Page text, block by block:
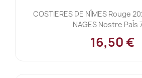
COSTIERES DE NÎMES Rouge
NAGES Nostre PaÎs
16,50 €